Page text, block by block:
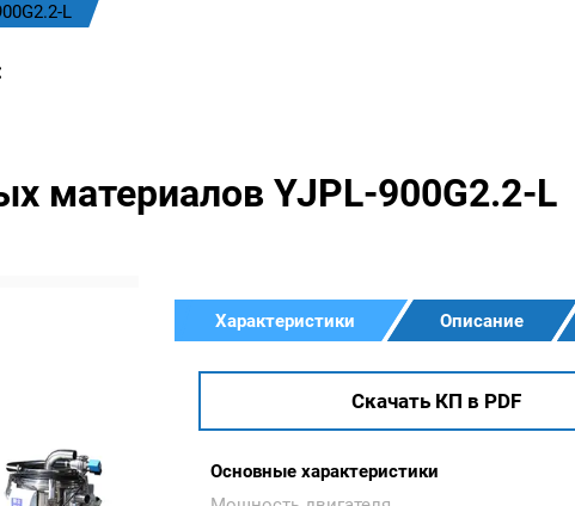
L
материалов YJPL-900G2.2-L
Характеристики Описание
Скачать КП в PDF
Основные характеристики